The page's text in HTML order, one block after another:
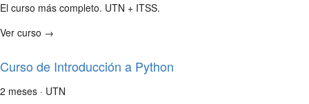
El curso más completo. UTN + ITSS.
Ver curso →
Curso de Introducción a Python
2 meses · UTN